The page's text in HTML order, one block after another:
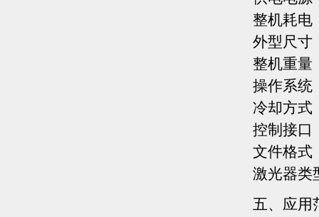
整机
外型尺
整机
操作
冷却
控制
文件格
激光器
五、应用